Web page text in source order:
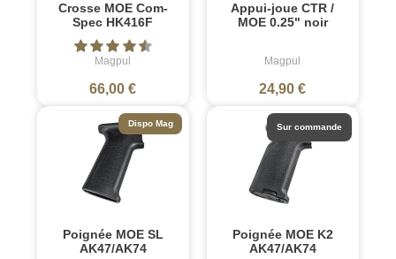
Crosse MOE Com-
Spec HK416F
Magpul
66,00 €
Appui-joue CTR /
MOE 0.25" noir
Magpul
24,90 €
Poignée MOE SL
AK47/AK74
Dispo Mag
Poignée MOE K2
AK47/AK74
Sur commande